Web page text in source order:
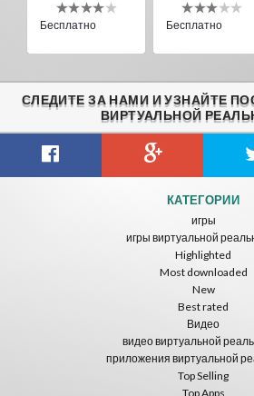
Бесплатно Бесплатно
Cowboy VR
Бесплатно
СЛЕДИТЕ ЗА НАМИ И УЗНАЙТЕ
ВИРТУАЛЬНОЙ
КАТЕГОРИИ
игры
игры виртуальной
Highlighted
Most downloaded
New
Best rated
Видео
видео виртуальной
приложения виртуальной
Top Selling
Top Apps